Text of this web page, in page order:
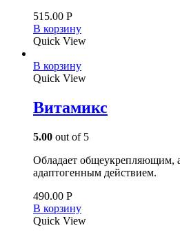
515.00 Р
В корзину
Quick View
В корзину
Quick View
Витамикс
5.00 out of 5
Обладает общеукрепляющим,
адаптогенным действием.
490.00 Р
В корзину
Quick View